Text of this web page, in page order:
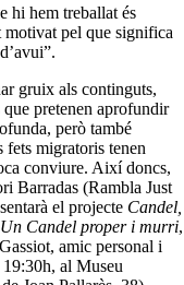
hi hem treballat és
pel que significa
gruix als continguts,
que pretenen aprofundir
però també
fets migratoris tenen
conviure. Així doncs,
Barradas (Rambla Just
el projecte Candel,
Un Candel proper i murri,
amic personal i
al Museu